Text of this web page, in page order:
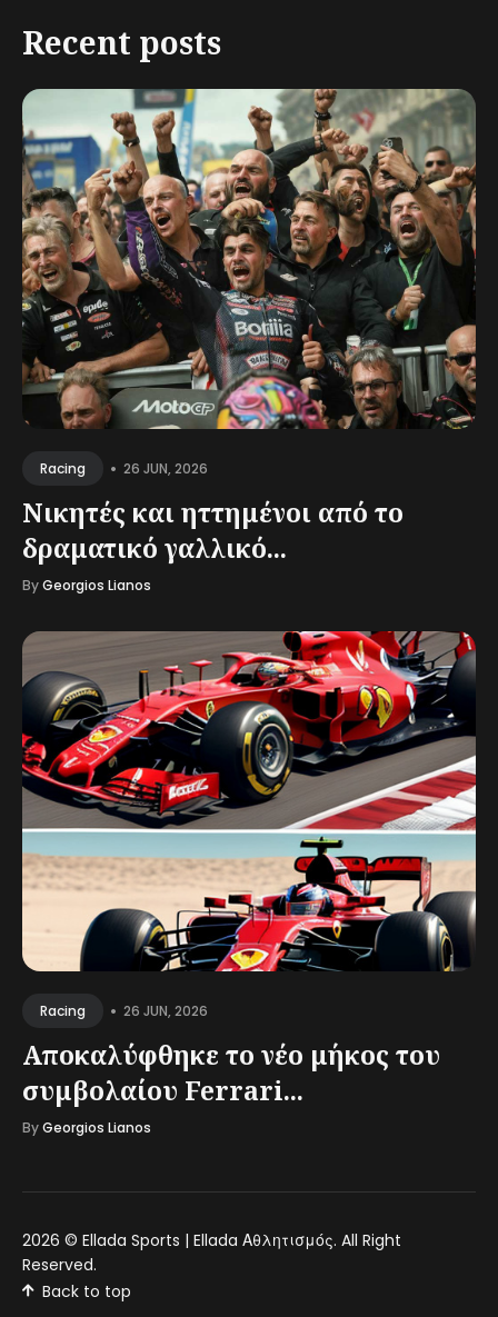
Recent posts
Racing • 26 JUN, 2026
Νικητές και ηττημένοι από το
δραματικό γαλλικό...
ByGeorgios Lianos
Racing • 26 JUN, 2026
Αποκαλύφθηκε το νέο μήκος του
συμβολαίου Ferrari...
ByGeorgios Lianos
2026 © Ellada Sports | Ellada Αθλητισμός. All Right
Reserved.
Back to top